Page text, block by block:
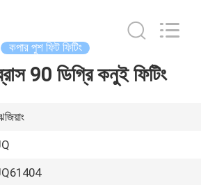
কপার পুশ ফিট ফিটিং
90 ডিগ্রি কনুই ফিটিং